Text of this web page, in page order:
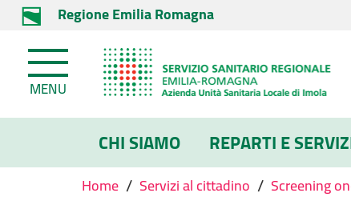
Regione Emilia Romagna
MENU
CHI SIAMO REPARTI E
Home / Servizi al cittadino / Screening